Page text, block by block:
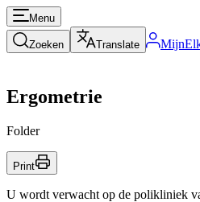
Menu
Zoeken Translate
Ergometrie
Folder
Print
U wordt verwacht op de polikliniek